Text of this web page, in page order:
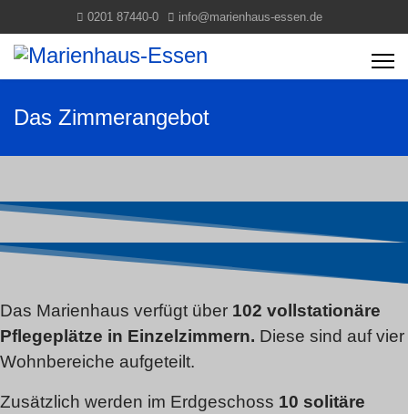
0201 87440-0 info@marienhaus-essen.de
Das Zimmerangebot
Das Marienhaus verfügt über 102 vollstationäre
Pflegeplätze in Einzelzimmern. Diese sind auf vier
Wohnbereiche aufgeteilt.
Zusätzlich werden im Erdgeschoss 10 solitäre